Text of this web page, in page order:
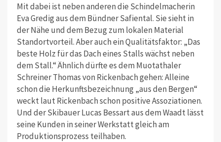
Mit dabei ist neben anderen die Schindelmacherin
Eva Gredig aus dem Bündner Safiental. Sie sieht in
der Nähe und dem Bezug zum lokalen Material
Standortvorteil. Aber auch ein Qualitätsfaktor: „Das
beste Holz für das Dach eines Stalls wächst neben
dem Stall.“ Ähnlich dürfte es dem Muotathaler
Schreiner Thomas von Rickenbach gehen: Alleine
schon die Herkunftsbezeichnung „aus den Bergen“
weckt laut Rickenbach schon positive Assoziationen.
Und der Skibauer Lucas Bessart aus dem Waadt lässt
seine Kunden in seiner Werkstatt gleich am
Produktionsprozess teilhaben.